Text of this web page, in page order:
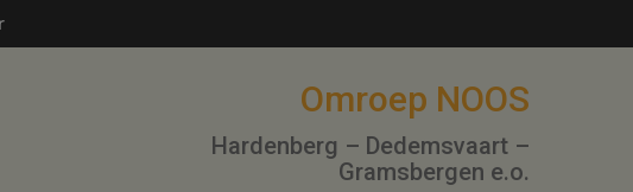
Omroep NOOS
Hardenberg – Dedemsvaart –
Gramsbergen e.o.